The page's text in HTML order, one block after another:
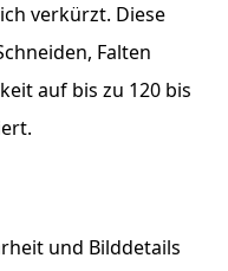
verkürzt. Diese
Falten
auf bis zu 120 bis
und Bilddetails